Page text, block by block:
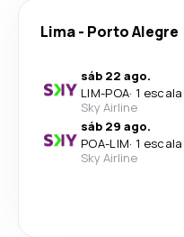
Lima- Porto Alegre
sáb 22 ago.
LIM-POA· 1 escala
Sky Airline
sáb 29 ago.
POA-LIM· 1 escala
Sky Airline